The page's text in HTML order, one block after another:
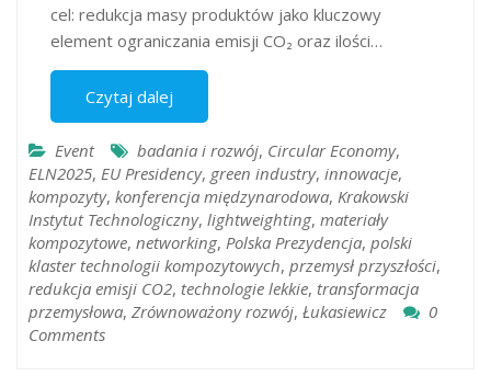
cel: redukcja masy produktów jako kluczowy
element ograniczania emisji CO₂ oraz ilości…
Czytaj dalej
Event badania i rozwój, Circular Economy,
ELN2025, EU Presidency, green industry, innowacje,
kompozyty, konferencja międzynarodowa, Krakowski
Instytut Technologiczny, lightweighting, materiały
kompozytowe, networking, Polska Prezydencja, polski
klaster technologii kompozytowych, przemysł przyszłości,
redukcja emisji CO2, technologie lekkie, transformacja
przemysłowa, Zrównoważony rozwój, Łukasiewicz
0
Comments